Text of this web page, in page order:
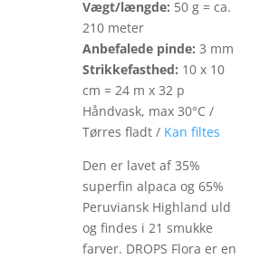
Vægt/længde: 50 g = ca.
210 meter
Anbefalede pinde: 3 mm
Strikkefasthed: 10 x 10
cm = 24 m x 32 p
Håndvask, max 30°C /
Tørres fladt / Kan filtes
Den er lavet af 35%
superfin alpaca og 65%
Peruviansk Highland uld
og findes i 21 smukke
farver. DROPS Flora er en